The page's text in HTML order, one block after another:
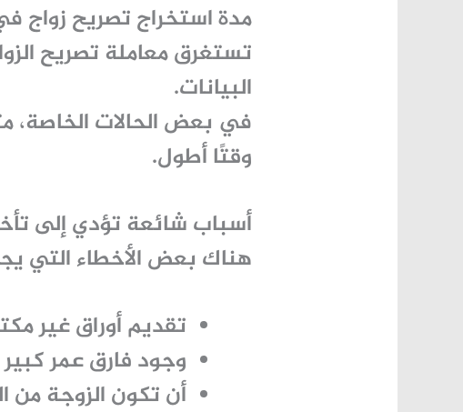
مدة استخراج تصريح زواج
تستغرق معاملة تصريح
البيانات.
في بعض الحالات الخاصة،
وقتًا أطول.
أسباب شائعة تؤدي إلى
هناك بعض الأخطاء التي
تقديم أوراق غير
وجود فارق عمر
أن تكون الزوجة من